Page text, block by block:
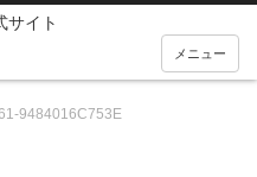
サイト
メニュー
9484016C753E